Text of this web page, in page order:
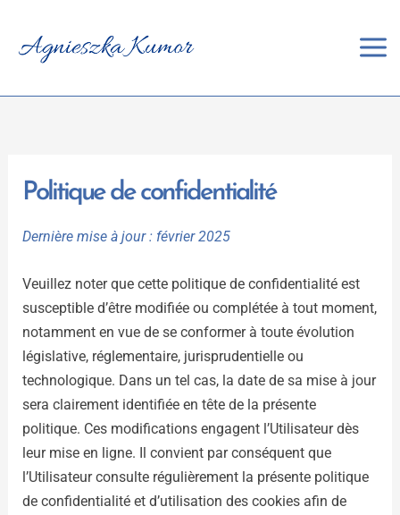
contenu
Politique de confidentialité
Dernière mise à jour : février 2025
Veuillez noter que cette politique de confidentialité est
susceptible d’être modifiée ou complétée à tout moment,
notamment en vue de se conformer à toute évolution
législative, réglementaire, jurisprudentielle ou
technologique. Dans un tel cas, la date de sa mise à jour
sera clairement identifiée en tête de la présente
politique. Ces modifications engagent l’Utilisateur dès
leur mise en ligne. Il convient par conséquent que
l’Utilisateur consulte régulièrement la présente politique
de confidentialité et d’utilisation des cookies afin de